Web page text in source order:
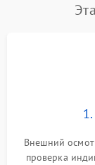
Внешний
проверка